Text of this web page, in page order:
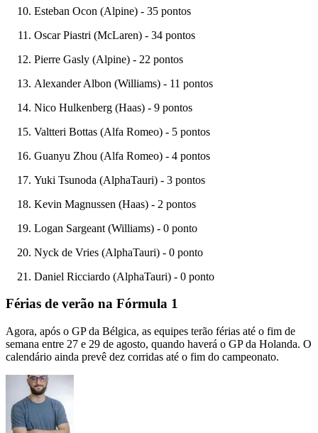
Esteban Ocon (Alpine) - 35 pontos
Oscar Piastri (McLaren) - 34 pontos
Pierre Gasly (Alpine) - 22 pontos
Alexander Albon (Williams) - 11 pontos
Nico Hulkenberg (Haas) - 9 pontos
Valtteri Bottas (Alfa Romeo) - 5 pontos
Guanyu Zhou (Alfa Romeo) - 4 pontos
Yuki Tsunoda (AlphaTauri) - 3 pontos
Kevin Magnussen (Haas) - 2 pontos
Logan Sargeant (Williams) - 0 ponto
Nyck de Vries (AlphaTauri) - 0 ponto
Daniel Ricciardo (AlphaTauri) - 0 ponto
Férias de verão na Fórmula 1
Agora, após o GP da Bélgica, as equipes terão férias até o fim de
semana entre 27 e 29 de agosto, quando haverá o GP da Holanda. O
calendário ainda prevê dez corridas até o fim do campeonato.